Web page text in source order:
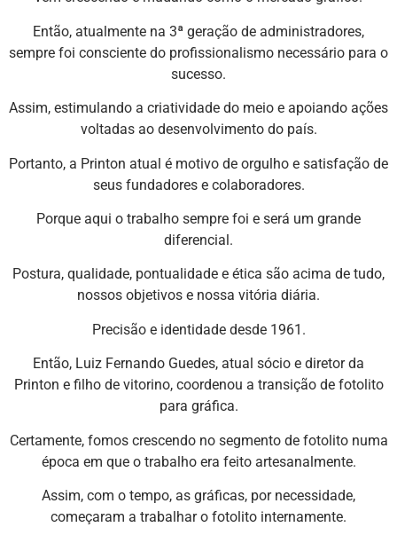
Então, atualmente na 3ª geração de administradores,
sempre foi consciente do profissionalismo necessário para o
sucesso.
Assim, estimulando a criatividade do meio e apoiando ações
voltadas ao desenvolvimento do país.
Portanto, a Printon atual é motivo de orgulho e satisfação de
seus fundadores e colaboradores.
Porque aqui o trabalho sempre foi e será um grande
diferencial.
Postura, qualidade, pontualidade e ética são acima de tudo,
nossos objetivos e nossa vitória diária.
Precisão e identidade desde 1961.
Então, Luiz Fernando Guedes, atual sócio e diretor da
Printon e filho de vitorino, coordenou a transição de fotolito
para gráfica.
Certamente, fomos crescendo no segmento de fotolito numa
época em que o trabalho era feito artesanalmente.
Assim, com o tempo, as gráficas, por necessidade,
começaram a trabalhar o fotolito internamente.